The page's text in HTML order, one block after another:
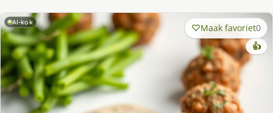
AI-kok Maak favoriet0
👍